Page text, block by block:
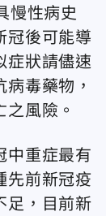
慢性病史
冠後可能導
症狀請儘速
毒藥物，
風險。
中重症最有
先前新冠疫
足，目前新